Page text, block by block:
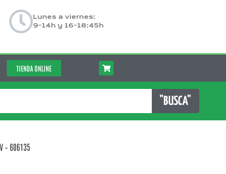
Lunes a viernes:
9-14h y 16-18:45h
TIENDA ONLINE
"BUSCA"
– 606135